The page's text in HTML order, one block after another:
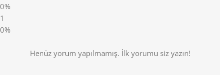
0%
1
0%
Henüz yorum yapılmamış. İlk yorumu siz yazın!